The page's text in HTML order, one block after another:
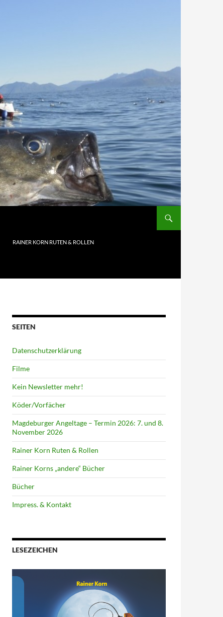
RAINER KORN RUTEN & ROLLEN
SEITEN
Datenschutzerklärung
Filme
Kein Newsletter mehr!
Köder/Vorfächer
Magdeburger Angeltage – Termin 2026: 7. und 8.
November 2026
Rainer Korn Ruten & Rollen
Rainer Korns „andere“ Bücher
Bücher
Impress. & Kontakt
LESEZEICHEN